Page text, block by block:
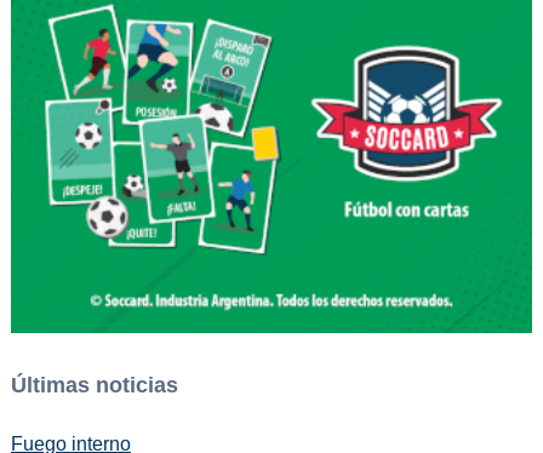
Últimas noticias
Fuego interno